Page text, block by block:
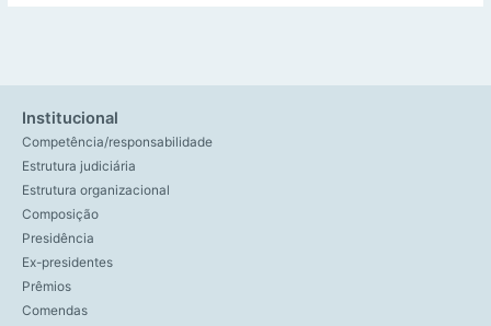
Institucional
Competência/responsabilidade
Estrutura judiciária
Estrutura organizacional
Composição
Presidência
Ex-presidentes
Prêmios
Comendas